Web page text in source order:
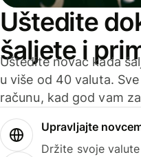
Uštedite
šaljete i
Uštedite novac kada
u više od 40 valuta.
računu, kad god vam
Upravljajte
Držite svoje